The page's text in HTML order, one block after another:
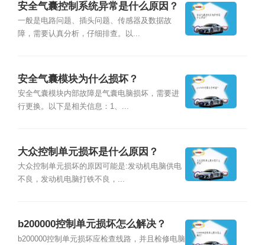
安全气囊控制系统异常是什么原因？
一般是电路问题、插头问题、传感器及数据故
障，需要认真分析，仔细排查。以...
安全气囊模块为什么损坏？
安全气囊模块内部故障是气囊电脑损坏，需要进
行更换。以下是相关信息：1、...
大众控制单元损坏是什么原因？
大众控制单元损坏的原因可能是:发动机电脑供电
不良，发动机电脑打铁不良，...
b200000控制单元损坏怎么解决？
b200000控制单元损坏应检查线路，并且检修电脑